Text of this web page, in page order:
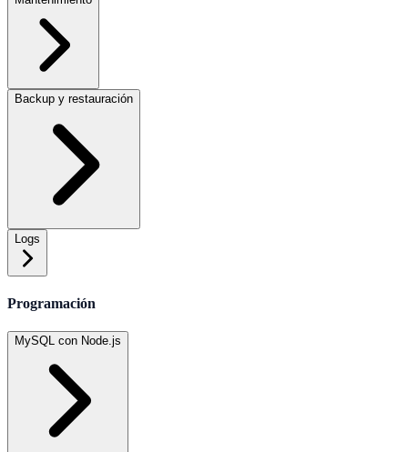
Backup y restauración
Logs
Programación
MySQL con Node.js